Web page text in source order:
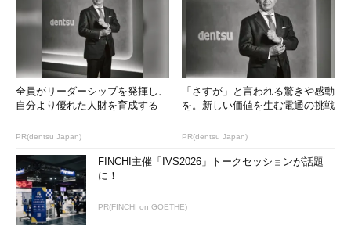
Cross-Cloud Servicesは、現時点で次の機能を実現していると
いう。
パブリッククラウド上のアプリケーションを認識し、投入
を助け、ガバナンスを確保できる機能
マイクロセグメンテーションとモニタリングを通じ、各種
イアンスを確保できる機能
開発者による複数クラウドにまたがった利用を可能にし、
IT部門が複数クラウドにまたがるアプリケーションで、セ
キュリティとコンプライアンスを維持できるようにする機
全員がリーダーシップを発揮し、
自分より優れた人財を育成する
PR(dentsu Japan)
「さすが」と言われる驚きや感動
を。新しい価値を生む電通の挑戦
PR(dentsu Japan)
FINCHI主催「IVS2026」トークセッションが話題
に！
PR(FINCHI on GOETHE)